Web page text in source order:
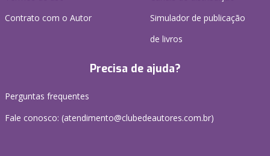
Contrato com o Autor
Simulador de publicação
de livros
Precisa de ajuda?
Perguntas frequentes
Fale conosco: (atendimento@clubedeautores.com.br)